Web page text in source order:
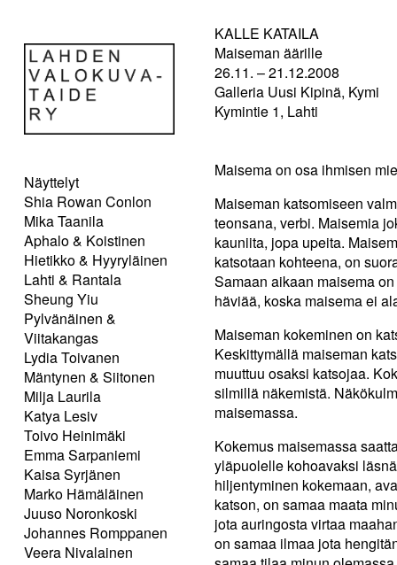
Näyttelyt
Shia Rowan Conlon
Mika Taanila
Aphalo & Koistinen
Hietikko & Hyyryläinen
Lahti & Rantala
Sheung Yiu
Pylvänäinen &
Viitakangas
Lydia Toivanen
Mäntynen & Siitonen
Milja Laurila
Katya Lesiv
Toivo Heinimäki
Emma Sarpaniemi
Kaisa Syrjänen
Marko Hämäläinen
Juuso Noronkoski
Johannes Romppanen
Veera Nivalainen
KALLE KATAILA
Maiseman äärille
26.11. – 21.12.2008
Galleria Uusi Kipinä, Kymi
Kymintie 1, Lahti
Maisema on osa ihmisen
Maiseman katsomiseen
teonsana, verbi. Maisemia
kauniita, jopa upeita.
katsotaan kohteena, on
Samaan aikaan maisema
häviää, koska maisema ei
Maiseman kokeminen on
Keskittymällä maiseman
muuttuu osaksi katsojaa.
silmillä näkemistä.
maisemassa.
Kokemus maisemassa
yläpuolelle kohoavaksi
hiljentyminen kokemaan,
katson, on samaa maata
jota auringosta virtaa
on samaa ilmaa jota